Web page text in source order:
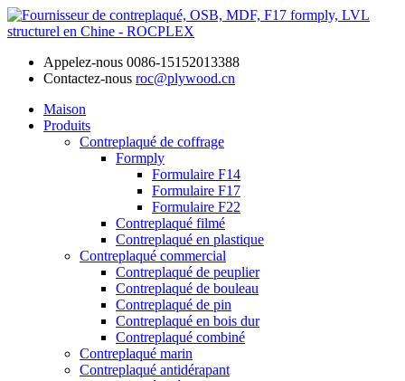
Appelez-nous 0086-15152013388
Contactez-nous roc@plywood.cn
Maison
Produits
Contreplaqué de coffrage
Formply
Formulaire F14
Formulaire F17
Formulaire F22
Contreplaqué filmé
Contreplaqué en plastique
Contreplaqué commercial
Contreplaqué de peuplier
Contreplaqué de bouleau
Contreplaqué de pin
Contreplaqué en bois dur
Contreplaqué combiné
Contreplaqué marin
Contreplaqué antidérapant